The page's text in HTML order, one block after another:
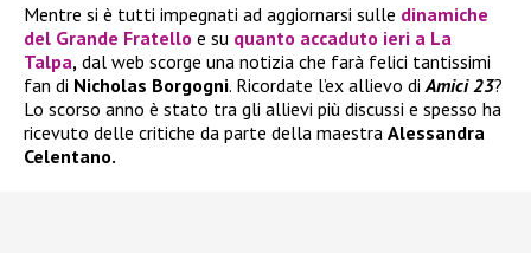
Mentre si è tutti impegnati ad aggiornarsi sulle dinamiche
del Grande Fratello e su quanto accaduto ieri a La
Talpa, dal web scorge una notizia che farà felici tantissimi
fan di Nicholas Borgogni. Ricordate l’ex allievo diAmici 23?
Lo scorso anno è stato tra gli allievi più discussi e spesso ha
ricevuto delle critiche da parte della maestra Alessandra
Celentano.